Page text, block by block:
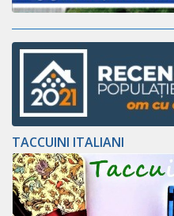
TACCUINI ITALIANI